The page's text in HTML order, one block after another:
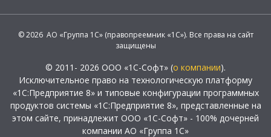
© 2026 АО «Группа 1С» (правопреемник «1С»). Все права на сайт
защищены
© 2011- 2026 ООО «1С-Софт» (о компании).
Исключительное право на технологическую платформу
«1С:Предприятие 8» и типовые конфигурации программных
продуктов системы «1С:Предприятие 8», представленные на
этом сайте, принадлежит ООО «1С-Софт» - 100% дочерней
компании АО «Группа 1С»